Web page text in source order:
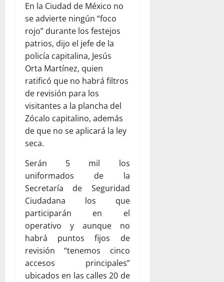
En la Ciudad de México no
se advierte ningún “foco
rojo” durante los festejos
patrios, dijo el jefe de la
policía capitalina, Jesús
Orta Martínez, quien
ratificó que no habrá filtros
de revisión para los
visitantes a la plancha del
Zócalo capitalino, además
de que no se aplicará la ley
seca.
Serán 5 mil los
uniformados de la
Secretaría de Seguridad
Ciudadana los que
participarán en el
operativo y aunque no
habrá puntos fijos de
revisión “tenemos cinco
accesos principales”
ubicados en las calles 20 de